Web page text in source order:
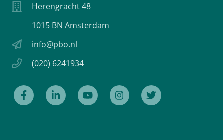
Herengracht 48
1015 BN Amsterdam
info@pbo.nl
(020) 6241934